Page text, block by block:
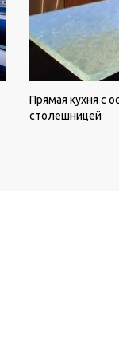
Прямая кухня с
столешницей